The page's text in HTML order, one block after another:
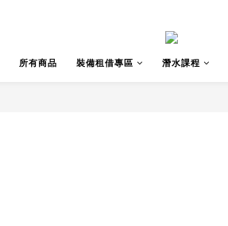
所有商品 裝備租借專區 潛水課程